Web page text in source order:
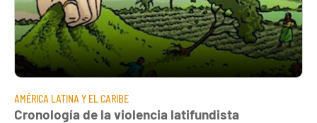
AMÉRICA LATINA Y EL CARIBE
Cronología de la violencia latifundista